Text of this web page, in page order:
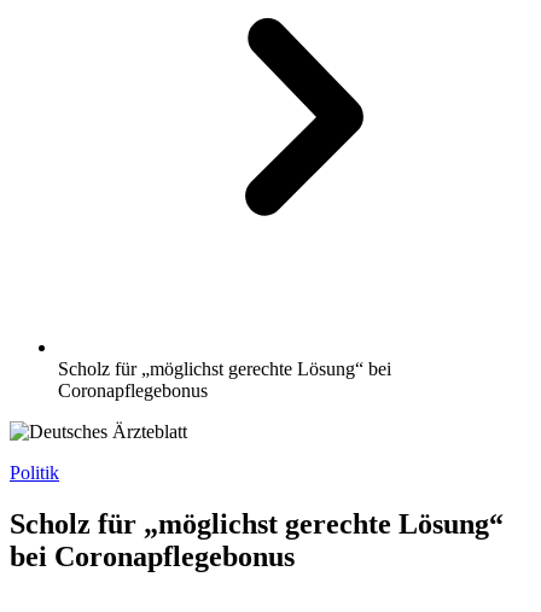
Scholz für „möglichst gerechte Lösung“ bei
Coronapflegebonus
Politik
Scholz für „möglichst gerechte Lösung“
bei Coronapflegebonus